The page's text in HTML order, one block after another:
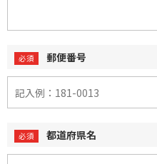
郵便番号
都道府県名